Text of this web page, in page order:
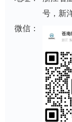
号，新
微信：